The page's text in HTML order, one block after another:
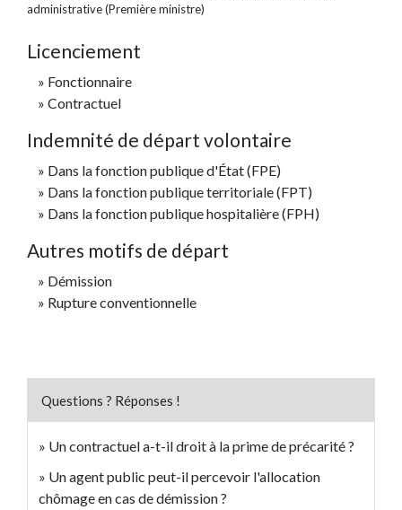
administrative (Première ministre)
Licenciement
Fonctionnaire
Contractuel
Indemnité de départ volontaire
Dans la fonction publique d'État (FPE)
Dans la fonction publique territoriale (FPT)
Dans la fonction publique hospitalière (FPH)
Autres motifs de départ
Démission
Rupture conventionnelle
Questions ? Réponses !
Un contractuel a-t-il droit à la prime de précarité ?
Un agent public peut-il percevoir l'allocation
chômage en cas de démission ?